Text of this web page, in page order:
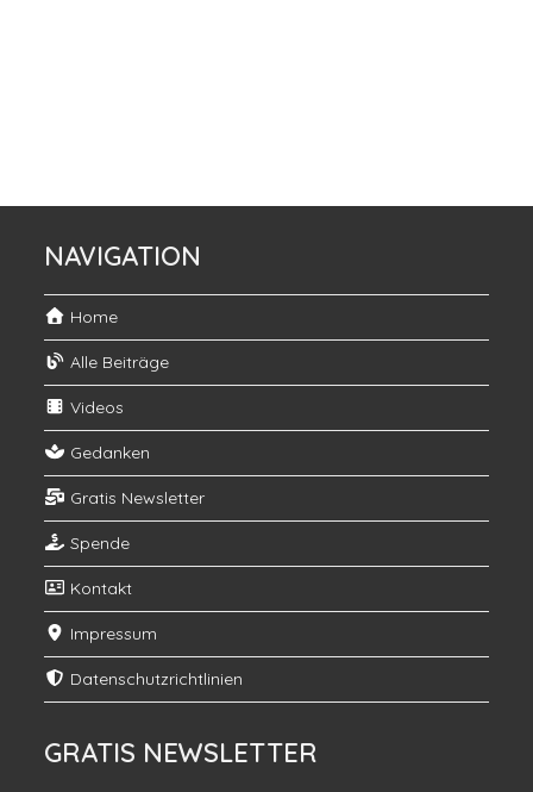
NAVIGATION
Home
Alle Beiträge
Videos
Gedanken
Gratis Newsletter
Spende
Kontakt
Impressum
Datenschutzrichtlinien
GRATIS NEWSLETTER